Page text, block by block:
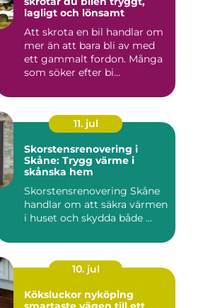
lagligt och lönsamt
Att skrota en bil handlar om
mer än att bara bli av med
ett gammalt fordon. Många
som söker efter bi...
11. jul
Skorstensrenovering i
Skåne: Trygg värme i
skånska hem
Skorstensrenovering Skåne
handlar om att säkra värmen
i huset och skydda både ...
10. jul
Köksluckor nyköping